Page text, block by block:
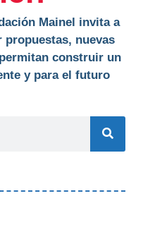
Mainel invita a
nuevas
construir un
y para el futuro